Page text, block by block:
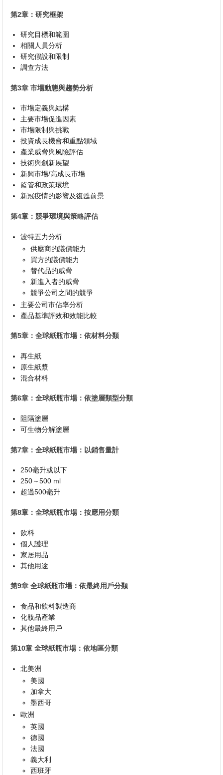
第2章：研究框架
研究目標和範圍
相關人員分析
研究假設和限制
調查方法
第3章 市場動態與趨勢分析
市場定義與結構
主要市場促進因素
市場限制與挑戰
投資成長機會和重點領域
產業威脅與風險評估
技術與創新展望
新興市場/高成長市場
監管和政策環境
新冠疫情的影響及復甦前景
第4章：競爭環境與策略評估
波特五力分析
供應商的議價能力
買方的議價能力
替代品的威脅
新進入者的威脅
競爭公司之間的競爭
主要公司市佔率分析
產品基準評效和效能比較
第5章：全球紙瓶市場：依材料分類
再生紙
原生紙漿
混合材料
第6章：全球紙瓶市場：依塗層類型分類
阻隔塗層
可生物分解塗層
第7章：全球紙瓶市場：以銷售量計
250毫升或以下
250～500 ml
超過500毫升
第8章：全球紙瓶市場：按應用分類
飲料
個人護理
家居用品
其他用途
第9章 全球紙瓶市場：依最終用戶分類
食品和飲料製造商
化妝品產業
其他最終用戶
第10章 全球紙瓶市場：依地區分類
北美洲
美國
加拿大
墨西哥
歐洲
英國
德國
法國
義大利
西班牙